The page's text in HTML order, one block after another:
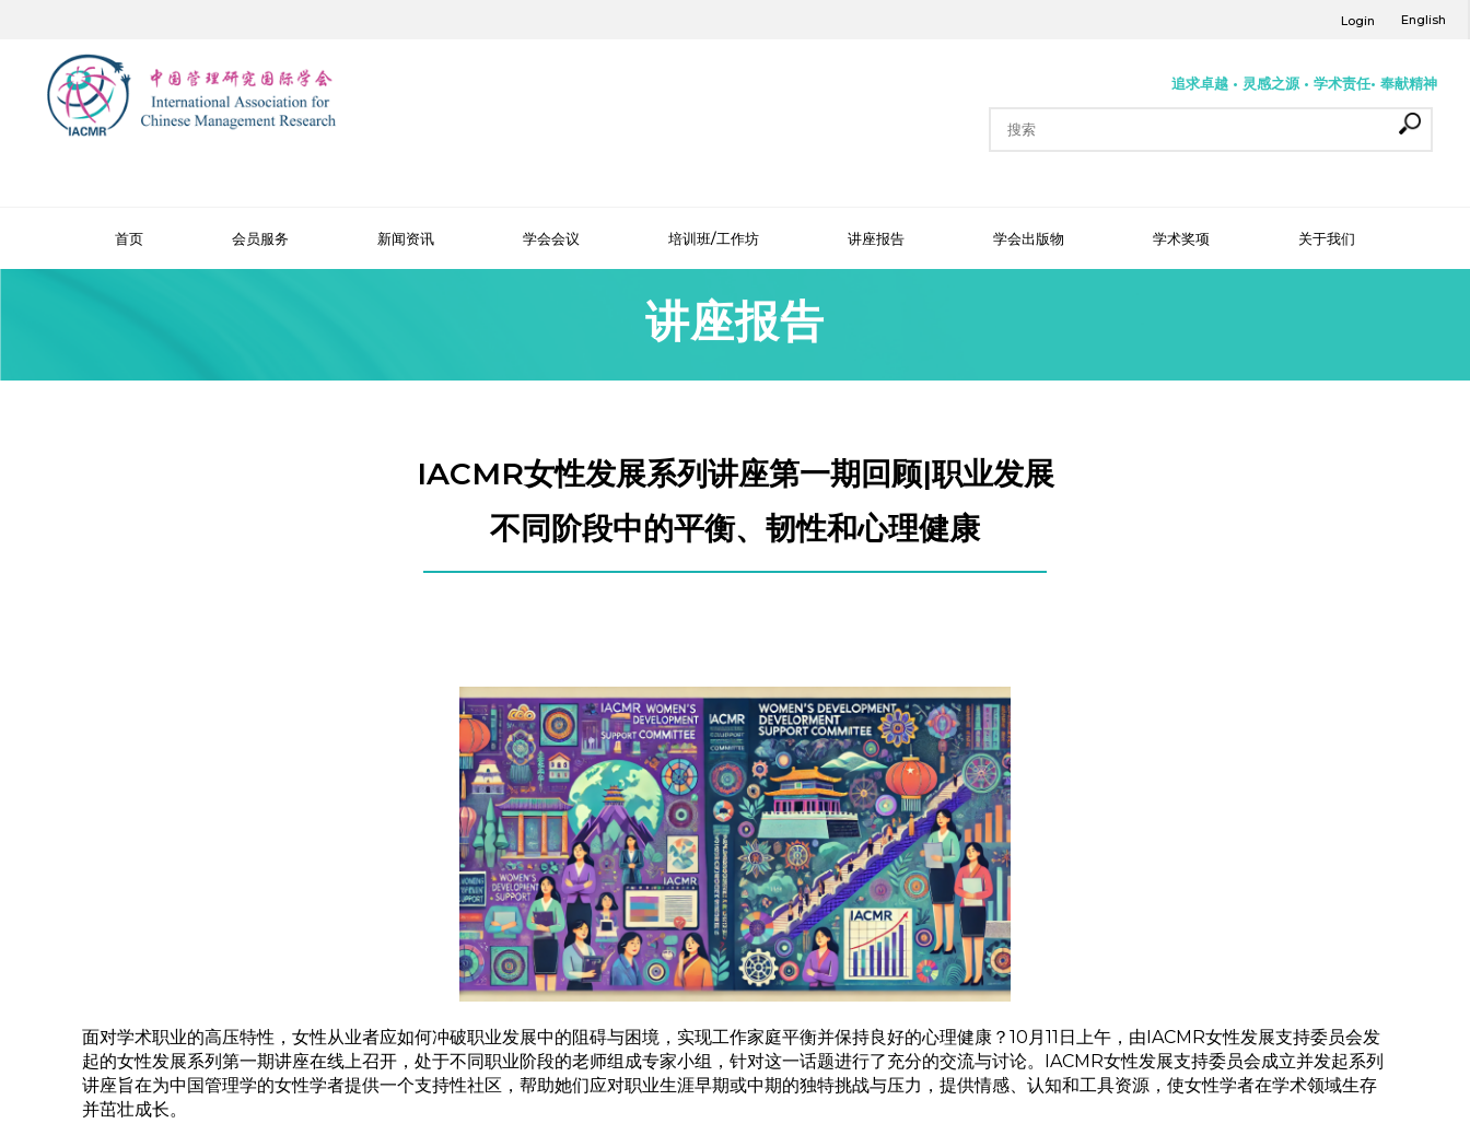
Login English
追求卓越 • 灵感之源 • 学术责任• 奉献精神
首页 会员服务 新闻资讯 学会会议 培训班/工作坊 讲座报告 学会出版物 学术奖项 关于我们
讲座报告
IACMR女性发展系列讲座第一期回顾|职业发展
不同阶段中的平衡、韧性和心理健康
面对学术职业的高压特性，女性从业者应如何冲破职业发展中的阻碍与困境，实现工作家庭平衡并保持良好的心理健康？10月11日上午，由IACMR女性发展支持委员会发
起的女性发展系列第一期讲座在线上召开，处于不同职业阶段的老师组成专家小组，针对这一话题进行了充分的交流与讨论。IACMR女性发展支持委员会成立并发起系列
讲座旨在为中国管理学的女性学者提供一个支持性社区，帮助她们应对职业生涯早期或中期的独特挑战与压力，提供情感、认知和工具资源，使女性学者在学术领域生存
并茁壮成长。